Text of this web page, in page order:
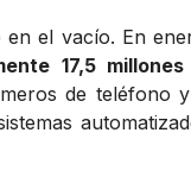
el vacío. En
17,5
de teléfono